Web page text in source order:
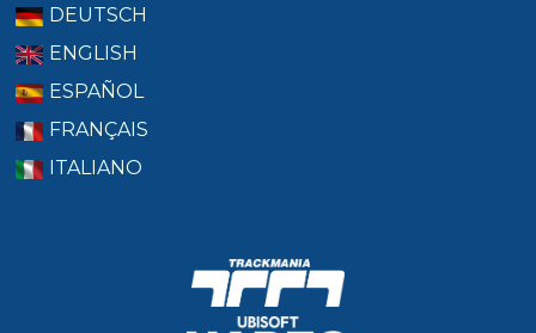
DEUTSCH
ENGLISH
ESPAÑOL
FRANÇAIS
ITALIANO